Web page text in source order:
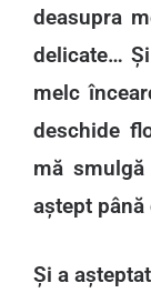
deasupra
delicate…
melc
deschide
mă
aștept
Și a